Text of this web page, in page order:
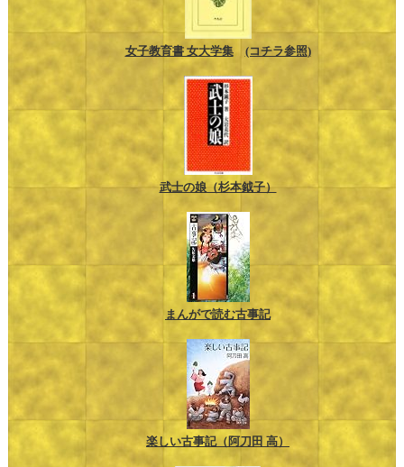
女子教育書 女大学集 (コチラ参照)
武士の娘（杉本鉞子）
まんがで読む古事記
楽しい古事記（阿刀田 高）